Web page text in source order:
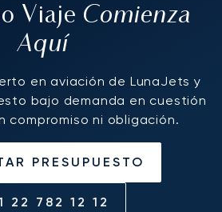
Viaje Comienza
Aquí
en aviación de LunaJets y
bajo demanda en cuestión
compromiso ni obligación.
PRESUPUESTO
22 782 12 12